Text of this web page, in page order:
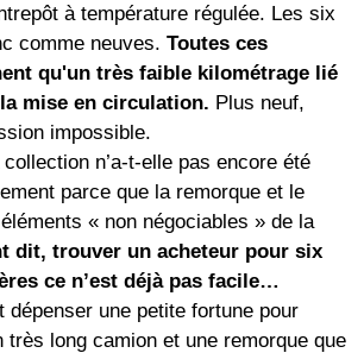
à température régulée. Les six
comme neuves. Toutes ces
qu'un très faible kilométrage lié
mise en circulation. Plus neuf,
impossible.
n’a-t-elle pas encore été
parce que la remorque et le
« non négociables » de la
dit, trouver un acheteur pour six
ce n’est déjà pas facile…
dépenser une petite fortune pour
très long camion et une remorque que